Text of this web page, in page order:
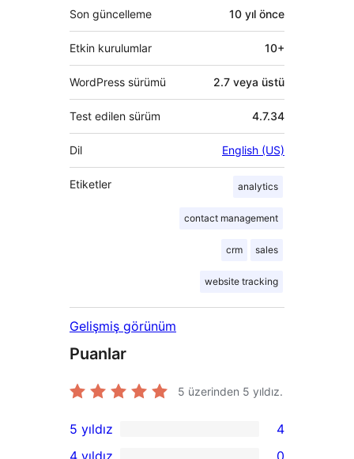
Son güncelleme 10 yıl önce
Etkin kurulumlar 10+
WordPress sürümü 2.7 veya üstü
Test edilen sürüm 4.7.34
Dil English (US)
Etiketler analytics
contact management
crm sales
website tracking
Gelişmiş görünüm
Puanlar
5 üzerinden 5 yıldız.
4
5 yıldız 4